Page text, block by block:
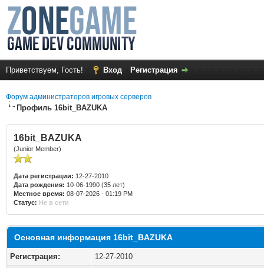
Приветствуем, Гость! Вход Регистрация
Форум администраторов игровых серверов
Профиль 16bit_BAZUKA
16bit_BAZUKA
(Junior Member)
Дата регистрации: 12-27-2010
Дата рождения: 10-06-1990 (35 лет)
Местное время: 08-07-2026 - 01:19 PM
Статус: Не в сети
Основная информация 16bit_BAZUKA
Регистрация:
12-27-2010